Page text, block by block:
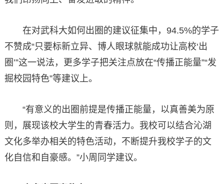
在对武科大如何出圈的建议征集中，94.5%的学子
不赞成“只要标新立异、博人眼球就能成功让高校‘出
圈’”这一说法，更多学子把关注点放在“传播正能量”“发
掘校园特色”等建议上。
“有意义的出圈前提是传播正能量，以真善美为原
则，展现该校大学生的青春活力。我校可以结合沁湖
文化多举办相关的特色活动，不断提升我校学子的文
化自信和自豪感。”小周同学建议。